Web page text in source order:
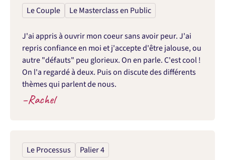
Le Couple Le Masterclass en Public
J'ai appris à ouvrir mon coeur sans avoir peur. J'ai
repris confiance en moi et j'accepte d'être jalouse, ou
autre "défauts" peu glorieux. On en parle. C'est cool !
On l'a regardé à deux. Puis on discute des différents
thèmes qui parlent de nous.
–Rachel
Le Processus Palier 4